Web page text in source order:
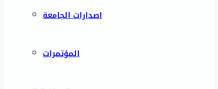
اصدارات الجامعة
المؤتمرات